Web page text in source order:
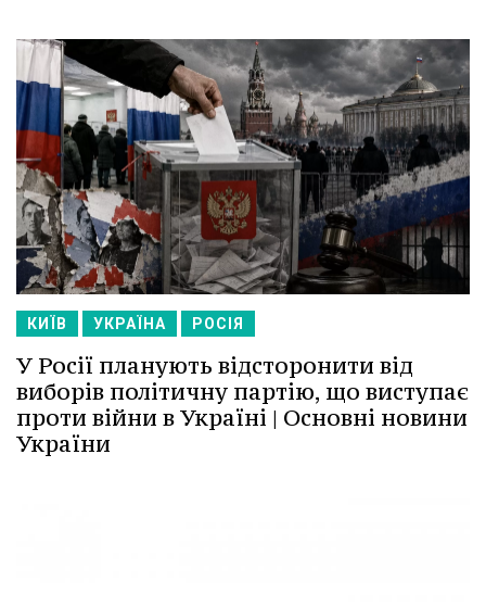
КИЇВ УКРАЇНА РОСІЯ
У Росії планують відсторонити від
виборів політичну партію, що виступає
проти війни в Україні | Основні новини
України